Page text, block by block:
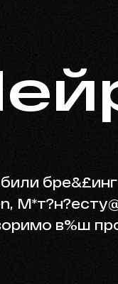
Метінвесту,
ваш